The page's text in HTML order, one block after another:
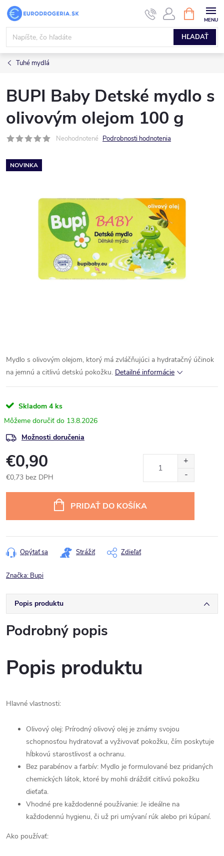
Prejsť
obsah
HĽADAŤ
KOŠÍK
Tuhé mydlá
BUPI Baby Detské mydlo s
olivovým olejom 100 g
Neohodnotené Podrobnosti hodnotenia
NOVINKA
Mydlo s olivovým olejom, ktorý má zvláčňujúci a hydratačný účinok
na jemnú a citlivú detskú pokožku. Detailné informácie
Skladom 4 ks
13.8.2026
Možnosti doručenia
€0,90
€0,73 bez DPH
PRIDAŤ DO KOŠÍKA
Opýtať sa Strážiť Zdieľať
Značka: Bupi
Popis produktu
Podrobný popis
Popis produktu
Hlavné vlastnosti:
Olivový olej: Prírodný olivový olej je známy svojou
schopnosťou hydratovať a vyživovať pokožku, čím poskytuje
hĺbkovú starostlivosť a ochranu.
Bez parabénov a farbív: Mydlo je formulované bez pridaných
chemických látok, ktoré by mohli dráždiť citlivú pokožku
dieťaťa.
Vhodné pre každodenné používanie: Je ideálne na
každodennú hygienu, či už pri umývaní rúk alebo pri kúpaní.
Ako používať: